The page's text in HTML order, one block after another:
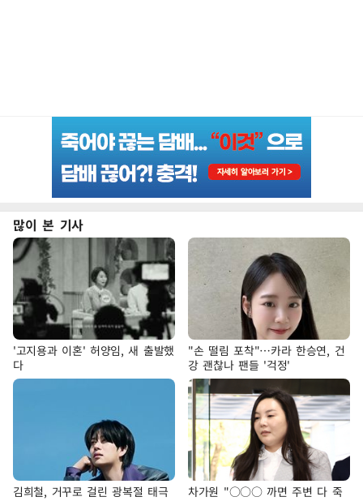
많이 본 기사
'고지용과 이혼' 허양임, 새 출발했
다
"손 떨림 포착"…카라 한승연, 건
강 괜찮나 팬들 '걱정'
김희철, 거꾸로 걸린 광복절 태극
차가원 "○○○ 까면 주변 다 죽